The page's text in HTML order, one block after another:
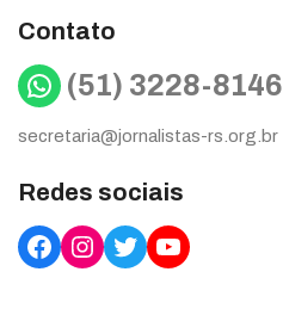
Contato
WhatsApp
(51) 3228-8146
secretaria@jornalistas-rs.org.br
Redes sociais
Facebook
Instagram
TwitterYouTube